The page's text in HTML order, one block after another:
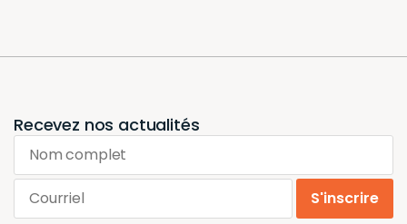
Recevez nos actualités
Nom complet
Courriel
S'inscrire